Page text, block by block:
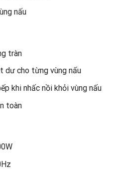
nấu
tràn
dư cho từng vùng nấu
khi nhấc nồi khỏi vùng nấu
toàn